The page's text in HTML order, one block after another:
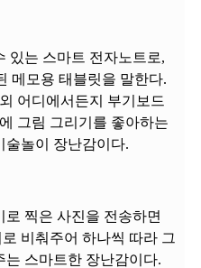
있는 스마트 전자노트로,
메모용 태블릿을 말한다.
어디에서든지 부기보드
그림 그리기를 좋아하는
술놀이 장난감이다.
찍은 사진을 전송하면
비춰주어 하나씩 따라 그
는 스마트한 장난감이다.